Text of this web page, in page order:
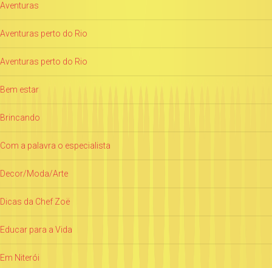
Aventuras
Aventuras perto do Rio
Aventuras perto do Rio
Bem estar
Brincando
Com a palavra o especialista
Decor/Moda/Arte
Dicas da Chef Zoë
Educar para a Vida
Em Niterói